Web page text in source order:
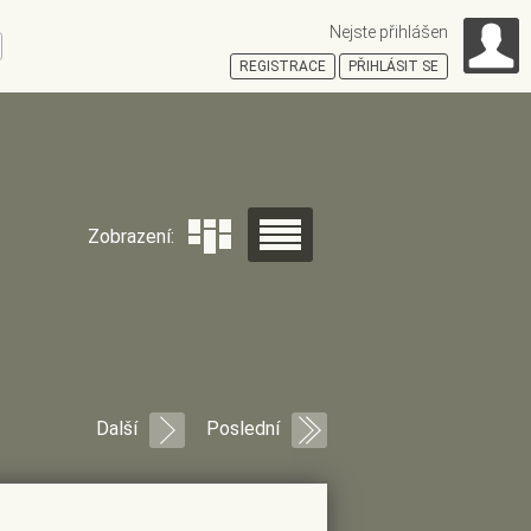
Zobrazení:
Další Poslední
Nejste přihlášen
REGISTRACE PŘIHLÁSIT SE